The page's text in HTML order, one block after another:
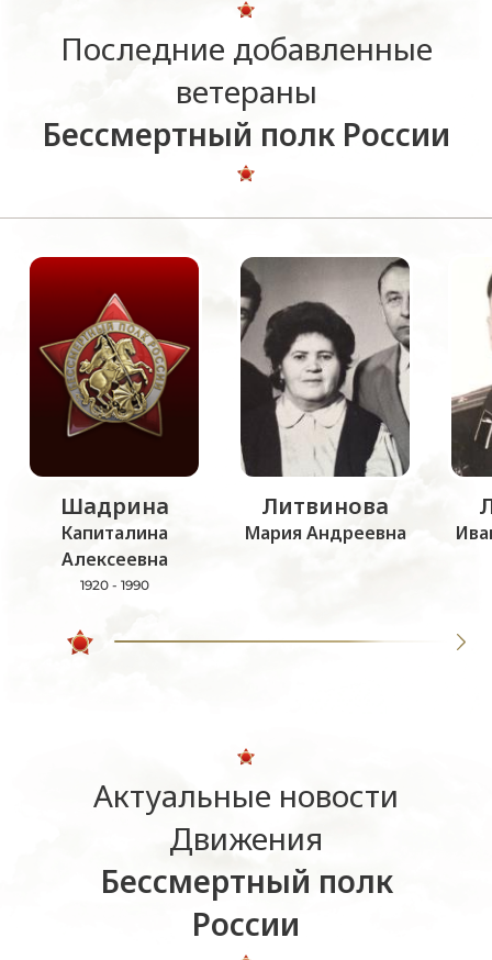
Последние добавленные
ветераны
Бессмертный полк России
Шадрина
Капиталина
Алексеевна
1920 - 1990
Литвинова
Мария Андреевна
Актуальные новости
Движения
Бессмертный полк
России